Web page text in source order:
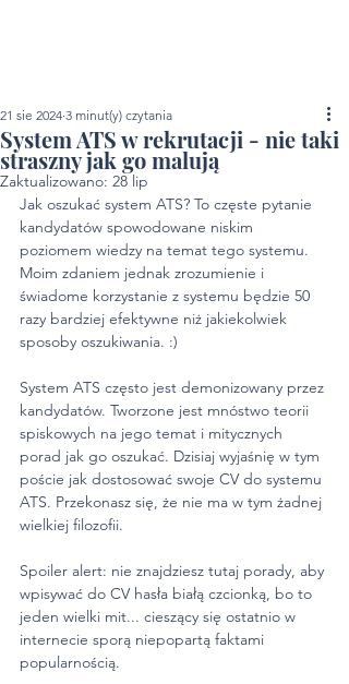
System ATS w rekrutacji - nie taki
straszny jak go malują
21 sie 2024 3 minut(y) czytania
Zaktualizowano: 28 lip
Jak oszukać system ATS? To częste pytanie
kandydatów spowodowane niskim
poziomem wiedzy na temat tego systemu.
Moim zdaniem jednak zrozumienie i
świadome korzystanie z systemu będzie 50
razy bardziej efektywne niż jakiekolwiek
sposoby oszukiwania. :)
System ATS często jest demonizowany przez
kandydatów. Tworzone jest mnóstwo teorii
spiskowych na jego temat i mitycznych
porad jak go oszukać. Dzisiaj wyjaśnię w tym
poście jak dostosować swoje CV do systemu
ATS. Przekonasz się, że nie ma w tym żadnej
wielkiej filozofii.
Spoiler alert: nie znajdziesz tutaj porady, aby
wpisywać do CV hasła białą czcionką, bo to
jeden wielki mit... cieszący się ostatnio w
internecie sporą niepopartą faktami
popularnością.